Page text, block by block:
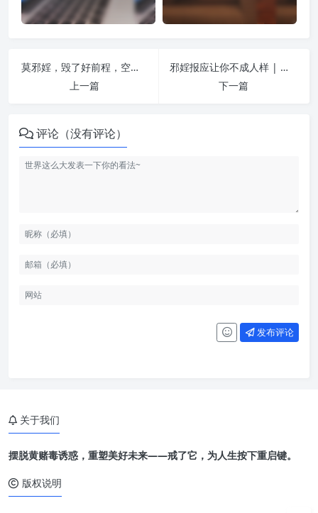
莫邪婬，毁了好前程，空悲切！ | 纵欲危害
上一篇
邪婬报应让你不成人样 | 纵欲危害
下一篇
评论（没有评论）
发布评论
关于我们
摆脱黄赌毒诱惑，重塑美好未来——戒了它，为人生按下重启键。
版权说明